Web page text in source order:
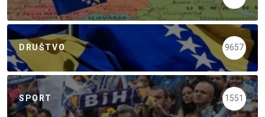
DRUŠTVO 9657
SPORT 1551